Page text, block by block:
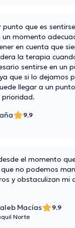
punto que es
momento
en cuenta que
la terapia
sentirse en un
que si lo dejamos
llegar a un
prioridad.
9,9
el momento
no podemos
y obstaculizan mi
Macías
9,9
Norte